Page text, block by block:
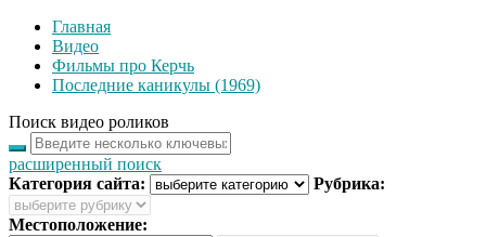
Главная
Видео
Фильмы про Керчь
Последние каникулы (1969)
Поиск видео роликов
расширенный поиск
Категория сайта:
Рубрика:
Местоположение: